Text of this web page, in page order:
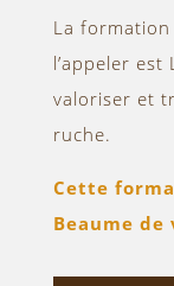
La formation
l’appeler
valoriser et
ruche.
Cette
Beaume de